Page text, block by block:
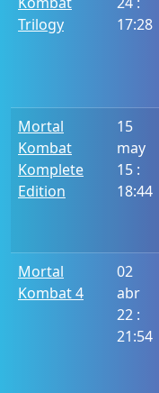
Trilogy
17:28
Mortal
Kombat
Komplete
Edition
15
may
15 :
18:44
Mortal
Kombat 4
02
abr
22 :
21:54